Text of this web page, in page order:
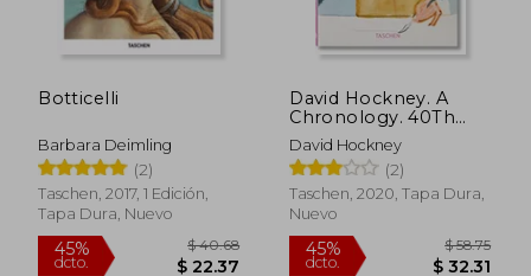
Botticelli
Barbara Deimling
(2)
Taschen, 2017, 1 Edición,
Tapa Dura, Nuevo
David Hockney. A
Chronology. 40Th
Anniversary Edition
(Quarante) (en Inglés)
David Hockney
(2)
Taschen, 2020, Tapa Dura,
Nuevo